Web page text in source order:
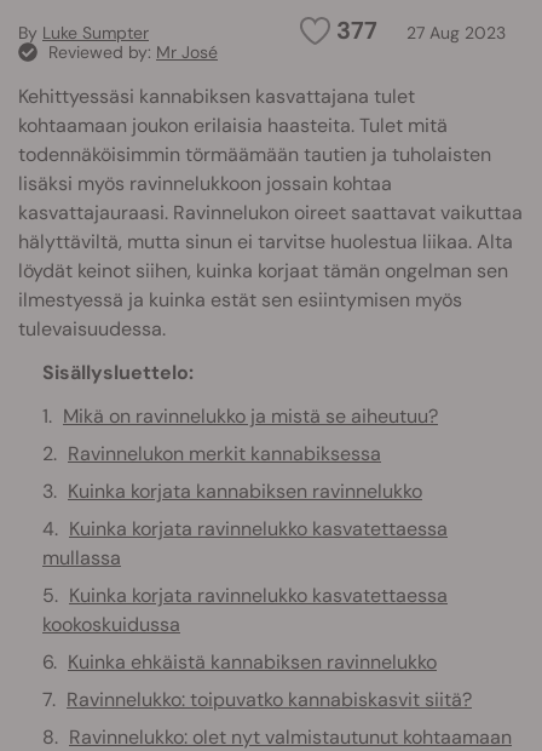
377 27 Aug 2023
By Luke Sumpter
Reviewed by: Mr José
Kehittyessäsi kannabiksen kasvattajana tulet
kohtaamaan joukon erilaisia haasteita. Tulet mitä
todennäköisimmin törmäämään tautien ja tuholaisten
lisäksi myös ravinnelukkoon jossain kohtaa
kasvattajauraasi. Ravinnelukon oireet saattavat vaikuttaa
hälyttäviltä, mutta sinun ei tarvitse huolestua liikaa. Alta
löydät keinot siihen, kuinka korjaat tämän ongelman sen
ilmestyessä ja kuinka estät sen esiintymisen myös
tulevaisuudessa.
Sisällysluettelo:
Mikä on ravinnelukko ja mistä se aiheutuu?
Ravinnelukon merkit kannabiksessa
Kuinka korjata kannabiksen ravinnelukko
Kuinka korjata ravinnelukko kasvatettaessa
mullassa
Kuinka korjata ravinnelukko kasvatettaessa
kookoskuidussa
Kuinka ehkäistä kannabiksen ravinnelukko
Ravinnelukko: toipuvatko kannabiskasvit siitä?
Ravinnelukko: olet nyt valmistautunut kohtaamaan